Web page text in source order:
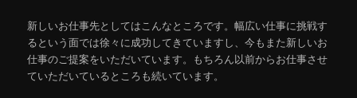
新しいお仕事先としてはこんなところです。幅広い仕事に挑戦す
るという面では徐々に成功してきていますし、今もまた新しいお
仕事のご提案をいただいています。もちろん以前からお仕事させ
ていただいているところも続いています。